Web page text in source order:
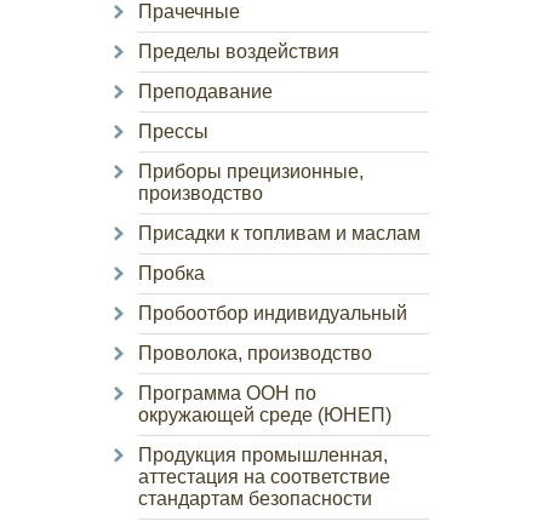
Прачечные
Пределы воздействия
Преподавание
Прессы
Приборы прецизионные,
производство
Присадки к топливам и маслам
Пробка
Пробоотбор индивидуальный
Проволока, производство
Программа ООН по
окружающей среде (ЮНЕП)
Продукция промышленная,
аттестация на соответствие
стандартам безопасности